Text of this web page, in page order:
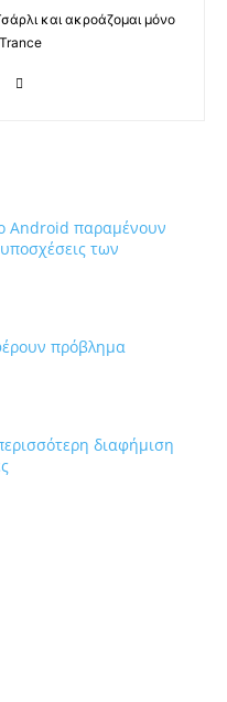
και ακροάζομαι μόνο
Android παραμένουν
των
πρόβλημα
διαφήμιση